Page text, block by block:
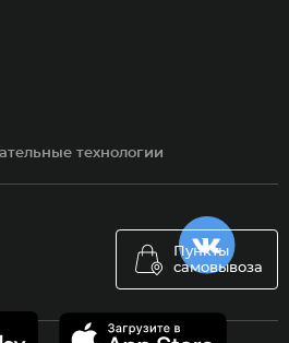
Пункты
самовывоза
технологии